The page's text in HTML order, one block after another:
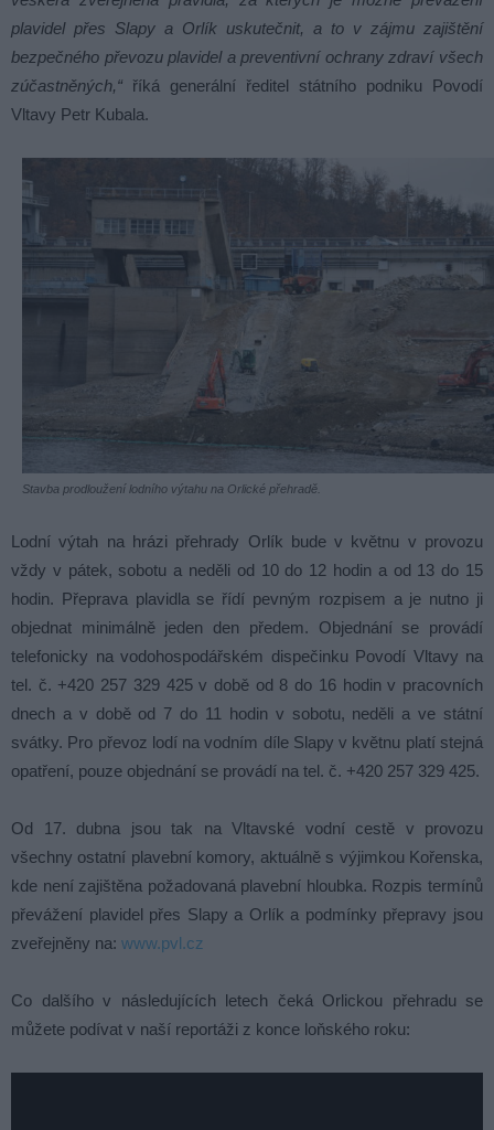
plavidel přes Slapy a Orlík uskutečnit, a to v zájmu zajištění
bezpečného převozu plavidel a preventivní ochrany zdraví všech
zúčastněných,“ říká generální ředitel státního podniku Povodí
Vltavy Petr Kubala.
Stavba prodloužení lodního výtahu na Orlické přehradě.
Lodní výtah na hrázi přehrady Orlík bude v květnu v provozu
vždy v pátek, sobotu a neděli od 10 do 12 hodin a od 13 do 15
hodin. Přeprava plavidla se řídí pevným rozpisem a je nutno ji
objednat minimálně jeden den předem. Objednání se provádí
telefonicky na vodohospodářském dispečinku Povodí Vltavy na
tel. č. +420 257 329 425 v době od 8 do 16 hodin v pracovních
dnech a v době od 7 do 11 hodin v sobotu, neděli a ve státní
svátky. Pro převoz lodí na vodním díle Slapy v květnu platí stejná
opatření, pouze objednání se provádí na tel. č. +420 257 329 425.
Od 17. dubna jsou tak na Vltavské vodní cestě v provozu
všechny ostatní plavební komory, aktuálně s výjimkou Kořenska,
kde není zajištěna požadovaná plavební hloubka. Rozpis termínů
převážení plavidel přes Slapy a Orlík a podmínky přepravy jsou
zveřejněny na: www.pvl.cz
Co dalšího v následujících letech čeká Orlickou přehradu se
můžete podívat v naší reportáži z konce loňského roku: